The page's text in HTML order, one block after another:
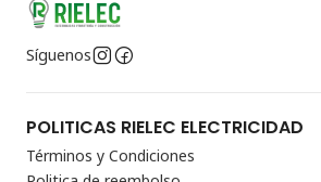
Síguenos
POLITICAS RIELEC ELECTRICIDAD
Términos y Condiciones